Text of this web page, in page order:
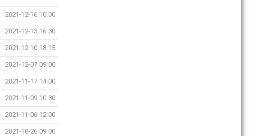
2021-12-16 10:00
2021-12-13 16:30
2021-12-10 18:15
2021-12-07 09:00
2021-11-17 14:00
2021-11-09 10:30
2021-11-06 12:00
2021-10-26 09:00